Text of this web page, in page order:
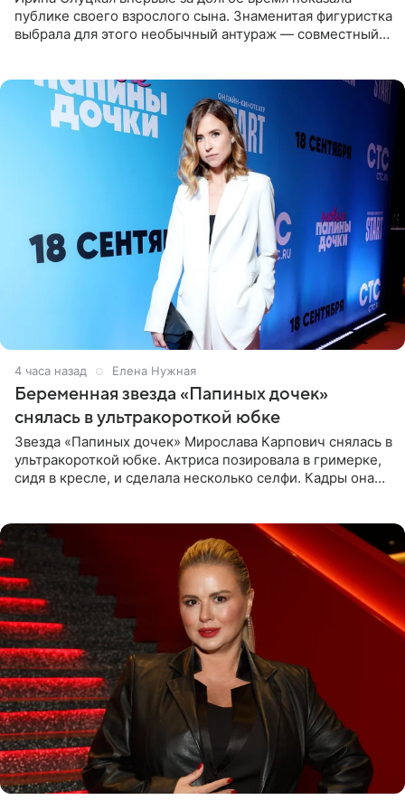
публике своего взрослого сына. Знаменитая фигуристка
выбрала для этого необычный антураж — совместный
4 часа назад Елена Нужная
Беременная звезда «Папиных дочек»
снялась в ультракороткой юбке
Звезда «Папиных дочек» Мирослава Карпович снялась в
ультракороткой юбке. Актриса позировала в гримерке,
сидя в кресле, и сделала несколько селфи. Кадры она